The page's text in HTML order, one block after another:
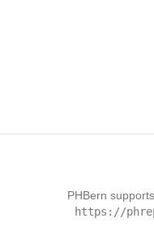
PHBern supports
https://